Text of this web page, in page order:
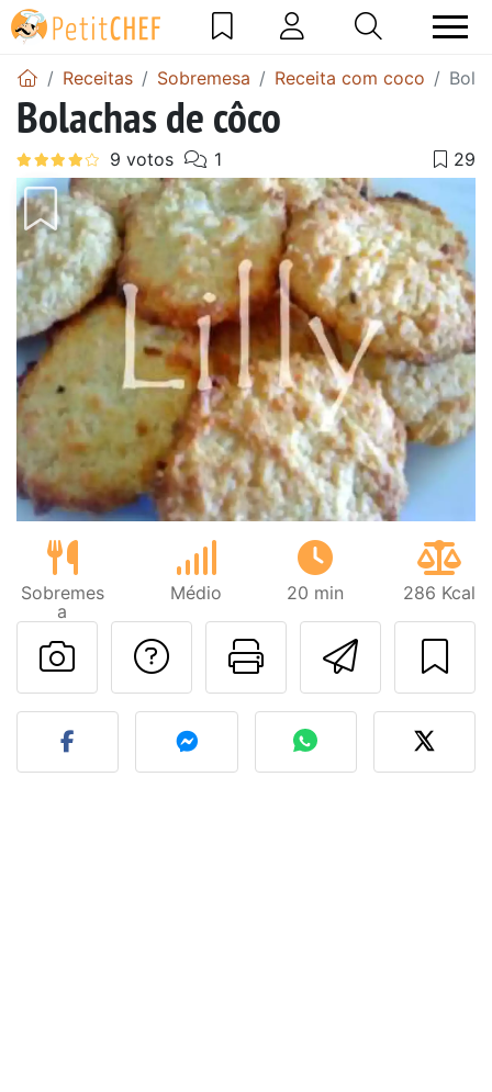
Receitas Sobremesa Receita com coco
Bolachas de côco
Sobremes
a
Médio 20 min 286 Kcal
Imprima
Falar com o autor
Fez esta receita?